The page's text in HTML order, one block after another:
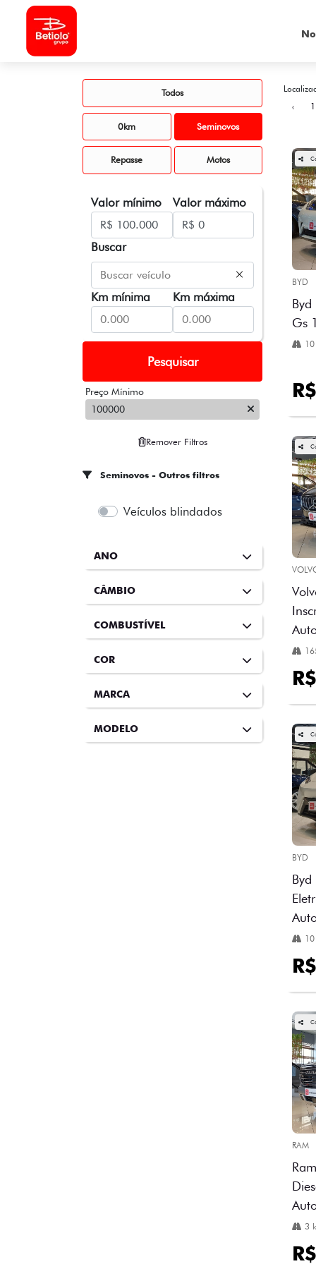
Todos
0km Seminovos
Repasse Motos
Valor mínimo Valor máximo
Buscar
Km mínima Km máxima
Pesquisar
Preço Mínimo
100000
Remover Filtros
Seminovos - Outros filtros
Veículos blindados
ANO
CÂMBIO
COMBUSTÍVEL
COR
MARCA
MODELO
‹
1
BYD
Gs
BYD
RAM
3